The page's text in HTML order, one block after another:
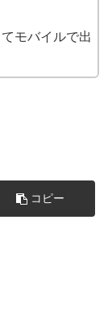
モバイルで出
コピー